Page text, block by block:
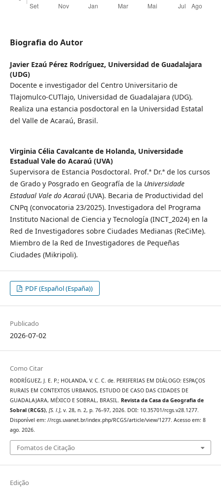
Biografia do Autor
Javier Ezaú Pérez Rodríguez, Universidad de Guadalajara
(UDG)
Docente e investigador del Centro Universitario de
Tlajomulco-CUTlajo, Universidad de Guadalajara (UDG).
Realiza una estancia posdoctoral en la Universidad Estatal
del Valle de Acaraú, Brasil.
Virginia Célia Cavalcante de Holanda, Universidade
Estadual Vale do Acaraú (UVA)
Supervisora de Estancia Posdoctoral. Prof.ª Dr.ª de los cursos
de Grado y Posgrado en Geografía de la Universidade
Estadual Vale do Acaraú(UVA). Becaria de Productividad del
CNPq (convocatoria 23/2025). Investigadora del Programa
Instituto Nacional de Ciencia y Tecnología (INCT_2024) en la
Red de Investigadores sobre Ciudades Medianas (ReCiMe).
Miembro de la Red de Investigadores de Pequeñas
Ciudades (Mikripoli).
PDF (Español (España))
Publicado
2026-07-02
Como Citar
RODRÍGUEZ, J. E. P.; HOLANDA, V. C. C. de. PERIFERIAS EM DIÁLOGO: ESPAÇOS
RURAIS EM CONTEXTOS URBANOS, ESTUDO DE CASO DAS CIDADES DE
GUADALAJARA, MÉXICO E SOBRAL, BRASIL. Revista da Casa da Geografia de
Sobral (RCGS), [S. l.], v. 28, n. 2, p. 76–97, 2026. DOI: 10.35701/rcgs.v28.1277.
Disponível em: //rcgs.uvanet.br/index.php/RCGS/article/view/1277. Acesso em: 8
ago. 2026.
Fomatos de Citação
Edição